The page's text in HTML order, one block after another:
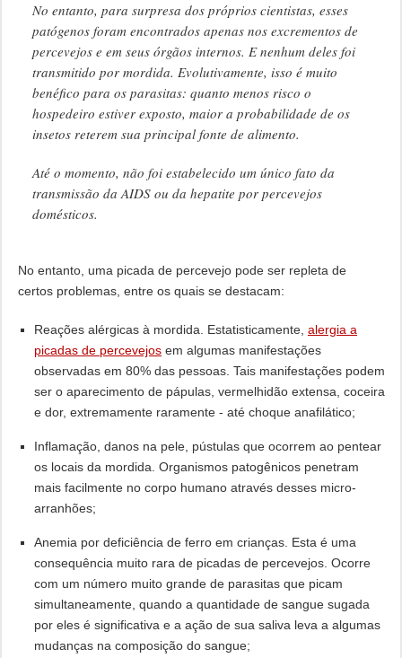
No entanto, para surpresa dos próprios cientistas, esses
patógenos foram encontrados apenas nos excrementos de
percevejos e em seus órgãos internos. E nenhum deles foi
transmitido por mordida. Evolutivamente, isso é muito
benéfico para os parasitas: quanto menos risco o
hospedeiro estiver exposto, maior a probabilidade de os
insetos reterem sua principal fonte de alimento.
Até o momento, não foi estabelecido um único fato da
transmissão da AIDS ou da hepatite por percevejos
domésticos.
No entanto, uma picada de percevejo pode ser repleta de
certos problemas, entre os quais se destacam:
Reações alérgicas à mordida. Estatisticamente, alergia a
picadas de percevejosem algumas manifestações
observadas em 80% das pessoas. Tais manifestações podem
ser o aparecimento de pápulas, vermelhidão extensa, coceira
e dor, extremamente raramente - até choque anafilático;
Inflamação, danos na pele, pústulas que ocorrem ao pentear
os locais da mordida. Organismos patogênicos penetram
mais facilmente no corpo humano através desses micro-
arranhões;
Anemia por deficiência de ferro em crianças. Esta é uma
consequência muito rara de picadas de percevejos. Ocorre
com um número muito grande de parasitas que picam
simultaneamente, quando a quantidade de sangue sugada
por eles é significativa e a ação de sua saliva leva a algumas
mudanças na composição do sangue;